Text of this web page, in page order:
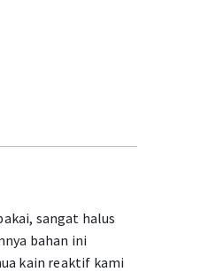
sangat halus
bahan ini
kain reaktif kami